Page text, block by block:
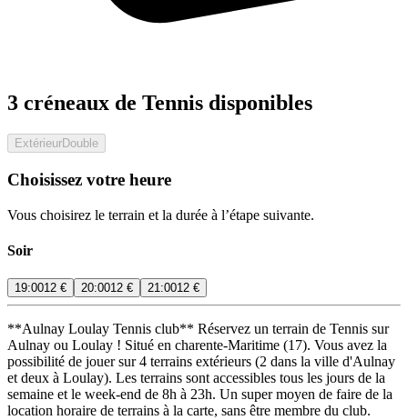
3 créneaux de Tennis disponibles
ExtérieurDouble
Choisissez votre heure
Vous choisirez le terrain et la durée à l’étape suivante.
Soir
19:0012 € 20:0012 € 21:0012 €
**Aulnay Loulay Tennis club** Réservez un terrain de Tennis sur
Aulnay ou Loulay ! Situé en charente-Maritime (17). Vous avez la
possibilité de jouer sur 4 terrains extérieurs (2 dans la ville d'Aulnay
et deux à Loulay). Les terrains sont accessibles tous les jours de la
semaine et le week-end de 8h à 23h. Un super moyen de faire de la
location horaire de terrains à la carte, sans être membre du club.